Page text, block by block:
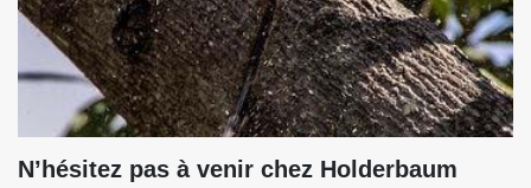
N’hésitez pas à venir chez Holderbaum